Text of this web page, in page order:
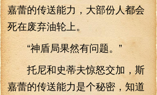
嘉蕾的传送能力，大部份人都会
死在废弃油轮上。
“神盾局果然有问题。”
托尼和史蒂夫惊怒交加，斯
嘉蕾的传送能力是个秘密，知道